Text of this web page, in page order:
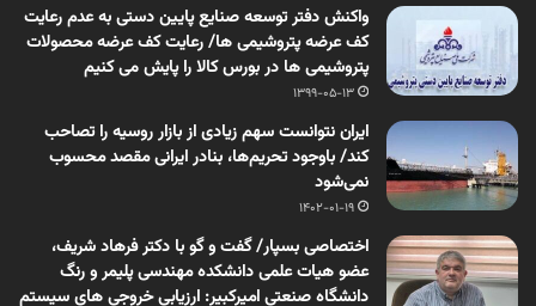
واکنش دفتر توسعه صنایع پایین دستی به عدم رعایت
کف عرضه پتروشیمی ها/ رعایت کف عرضه محصولات
پتروشیمی ها در بورس کالا را پایش می کنیم
1399-05-13
ایران نتوانست سهم زیادی از بازار روسیه را تصاحب
کند/ باوجود تحریم‌ها، بنادر ایرانی مقصد محسوب
نمی‌شود
1402-01-19
اختصاصی بسپار/ گفت و گو با دکتر فرهاد شریف،
عضو هیات علمی دانشکده مهندسی پلیمر و رنگ
دانشگاه صنعتی امیرکبیر: ارزیابی خروجی های سیستم